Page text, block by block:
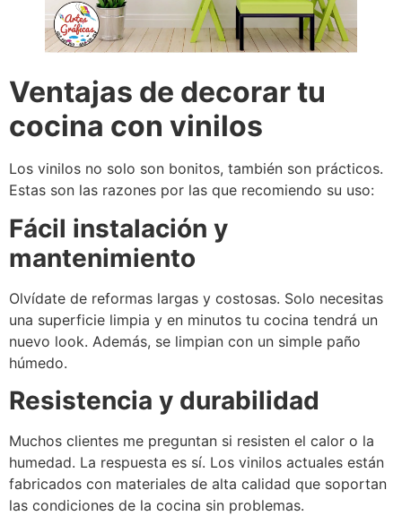
Ventajas de decorar tu
cocina con vinilos
Los vinilos no solo son bonitos, también son prácticos.
Estas son las razones por las que recomiendo su uso:
Fácil instalación y
mantenimiento
Olvídate de reformas largas y costosas. Solo necesitas
una superficie limpia y en minutos tu cocina tendrá un
nuevo look. Además, se limpian con un simple paño
húmedo.
Resistencia y durabilidad
Muchos clientes me preguntan si resisten el calor o la
humedad. La respuesta es sí. Los vinilos actuales están
fabricados con materiales de alta calidad que soportan
las condiciones de la cocina sin problemas.